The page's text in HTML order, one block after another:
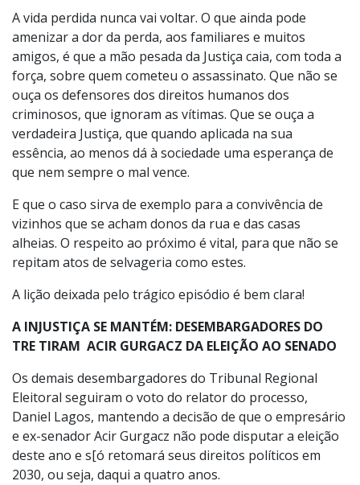
A vida perdida nunca vai voltar. O que ainda pode
amenizar a dor da perda, aos familiares e muitos
amigos, é que a mão pesada da Justiça caia, com toda a
força, sobre quem cometeu o assassinato. Que não se
ouça os defensores dos direitos humanos dos
criminosos, que ignoram as vítimas. Que se ouça a
verdadeira Justiça, que quando aplicada na sua
essência, ao menos dá à sociedade uma esperança de
que nem sempre o mal vence.
E que o caso sirva de exemplo para a convivência de
vizinhos que se acham donos da rua e das casas
alheias. O respeito ao próximo é vital, para que não se
repitam atos de selvageria como estes.
A lição deixada pelo trágico episódio é bem clara!
A INJUSTIÇA SE MANTÉM: DESEMBARGADORES DO
TRE TIRAM ACIR GURGACZ DA ELEIÇÃO AO SENADO
Os demais desembargadores do Tribunal Regional
Eleitoral seguiram o voto do relator do processo,
Daniel Lagos, mantendo a decisão de que o empresário
e ex-senador Acir Gurgacz não pode disputar a eleição
deste ano e s[ó retomará seus direitos políticos em
2030, ou seja, daqui a quatro anos.